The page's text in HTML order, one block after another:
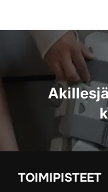
Artikkelien
selaus
TOIMIPISTEET